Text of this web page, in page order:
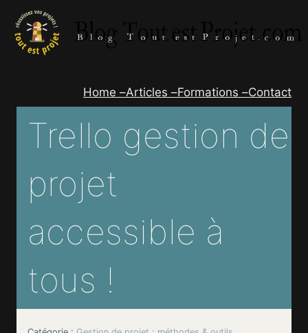
contenu
Home –Articles –Formations –Contact
Trello gestion de
projet
accessible à
tous !